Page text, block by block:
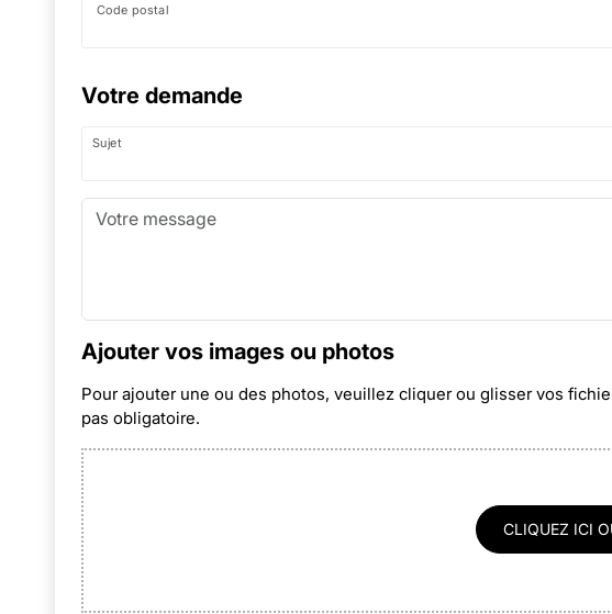
Code postal
Votre demande
Sujet
Ajouter vos images ou photos
Pour ajouter une ou des photos, veuillez cliquer ou glisser vos
pas obligatoire.
CLIQUEZ ICI